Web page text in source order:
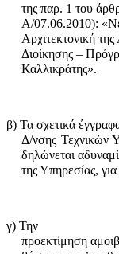
της παρ. 1 του
Α/07.06.2010):
Αρχιτεκτονική
Διοίκησης –
Καλλικράτης».
β) Τα σχετικά
Δ/νσης Τεχνικών
δηλώνεται
της Υπηρεσίας,
γ) Την
προεκτίμηση